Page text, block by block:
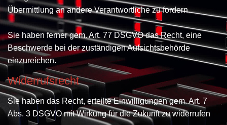
Übermittlung an andere Verantwortliche zu fordern.
Sie haben ferner gem. Art. 77 DSGVO das Recht, eine
Beschwerde bei der zuständigen Aufsichtsbehörde
einzureichen.
Widerrufsrecht
Sie haben das Recht, erteilte Einwilligungen gem. Art. 7
Abs. 3 DSGVO mit Wirkung für die Zukunft zu widerrufen